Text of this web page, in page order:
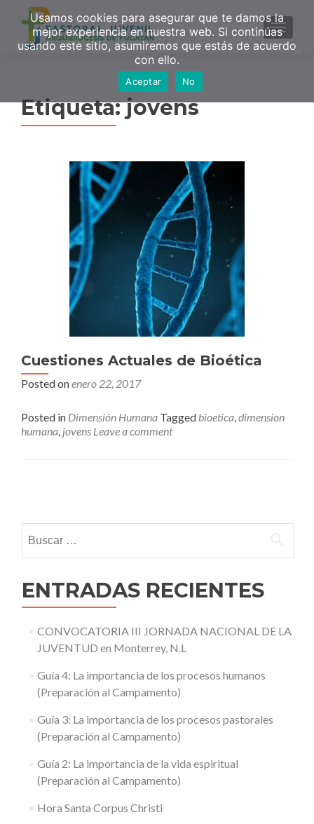
MENU
Etiqueta:jovens
Cuestiones Actuales de Bioética
Posted onenero 22, 2017
Posted in Dimensión Humana Tagged bioetica,dimension
humana, jovens Leave a comment
navigation
ENTRADAS RECIENTES
CONVOCATORIA III JORNADA NACIONAL DE LA
JUVENTUD en Monterrey, N.L
Guía 4: La importancia de los procesos humanos
(Preparación al Campamento)
Guía 3: La importancia de los procesos pastorales
(Preparación al Campamento)
Guía 2: La importancia de la vida espiritual
(Preparación al Campamento)
Hora Santa Corpus Christi
Usamos cookies para asegurar que te damos la
mejor experiencia en nuestra web. Si continúas
usando este sitio, asumiremos que estás de acuerdo
con ello.
Aceptar No